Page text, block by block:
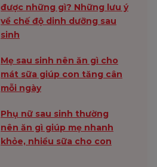
được những gì? Những lưu ý
về chế độ dinh dưỡng sau
sinh
Mẹ sau sinh nên ăn gì cho
mát sữa giúp con tăng cân
mỗi ngày
Phụ nữ sau sinh thường
nên ăn gì giúp mẹ nhanh
khỏe, nhiều sữa cho con